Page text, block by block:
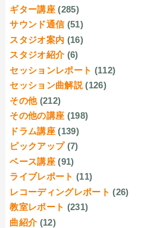
ギター講座 (285)
サウンド通信 (51)
スタジオ案内 (16)
スタジオ紹介 (6)
セッションレポート (112)
セッション曲解説 (126)
その他 (212)
その他の講座 (198)
ドラム講座 (139)
ピックアップ (7)
ベース講座 (91)
ライブレポート (11)
レコーディングレポート (26)
教室レポート (231)
曲紹介 (12)